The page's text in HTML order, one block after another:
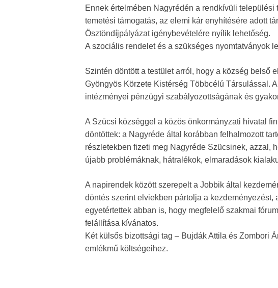
Ennek értelmében Nagyrédén a rendkívüli
temetési támogatás, az elemi kár enyhítésére adott
Ösztöndíjpályázat igénybevételére nyílik lehetőség.
A szociális rendelet és a szükséges nyomtatványok
Szintén döntött a testület arról, hogy a község belső
Gyöngyös Körzete Kistérség Többcélú Társulással.
intézményei pénzügyi szabályozottságának és
A Szücsi községgel a közös önkormányzati hivatal
döntöttek: a Nagyréde által korábban felhalmozott
részletekben fizeti meg Nagyréde Szücsinek, azzal,
újabb problémáknak, hátralékok, elmaradások
A napirendek között szerepelt a Jobbik által
döntés szerint elviekben pártolja a
egyetértettek abban is, hogy megfelelő szakmai
felállítása kívánatos.
Két külsős bizottsági tag – Bujdák Attila és Zombori
emlékmű költségeihez.